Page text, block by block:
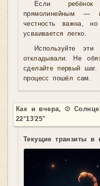
Если
прямолинейным —
честность важна,
усваивается легко.
Используйте
откладывали. Не
сделайте первый шаг.
процесс пошёл сам.
Как и вчера, ☉
22°13'25"
Текущие транзиты в